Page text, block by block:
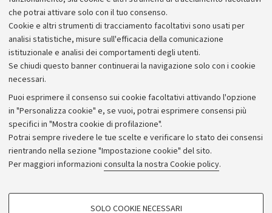
che potrai attivare solo con il tuo consenso.
Cookie e altri strumenti di tracciamento facoltativi sono usati per
analisi statistiche, misure sull'efficacia della comunicazione
istituzionale e analisi dei comportamenti degli utenti.
Se chiudi questo banner continuerai la navigazione solo con i cookie
necessari.
Puoi esprimere il consenso sui cookie facoltativi attivando l'opzione
in "Personalizza cookie" e, se vuoi, potrai esprimere consensi più
specifici in "Mostra cookie di profilazione".
Potrai sempre rivedere le tue scelte e verificare lo stato dei consensi
rientrando nella sezione "Impostazione cookie" del sito.
Per maggiori informazioni consulta la nostra Cookie policy.
COOKIE DI PROFILAZIONE - FACOLTATIVI
SOLO COOKIE NECESSARI
Piano strategico
Bilanci
Donazioni e 5x1000
Bandi, gare e concorsi
Albo online
Amministrazione trasparente
Atti di notifica
Informazioni sul sito e accessibilità
Dichiarazione di accessibilità